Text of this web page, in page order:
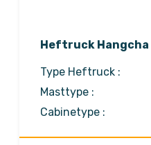
Heftruck Hangcha
Type Heftruck :
Masttype :
Cabinetype :